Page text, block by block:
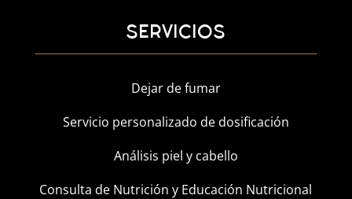
SERVICIOS
Dejar de fumar
Servicio personalizado de dosificación
Análisis piel y cabello
Consulta de Nutrición y Educación Nutricional